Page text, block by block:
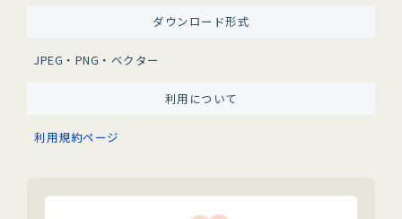
ダウンロード形式
JPEG・PNG・ベクター
利用について
利用規約ページ